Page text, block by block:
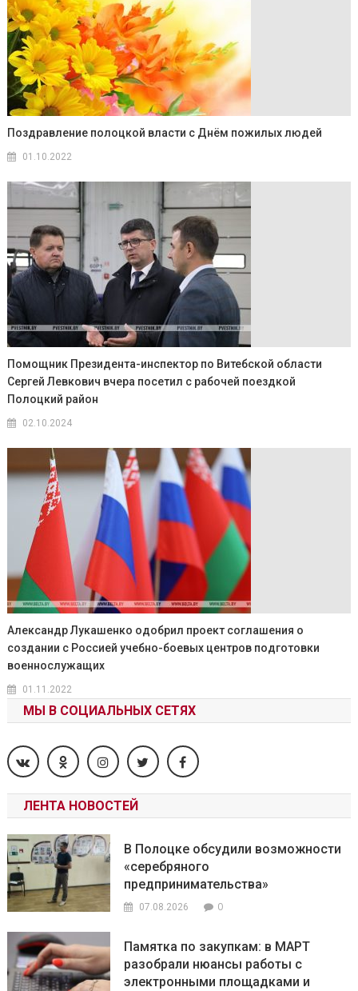
Поздравление полоцкой власти с Днём пожилых людей
01.10.2022
Помощник Президента-инспектор по Витебской области
Сергей Левкович вчера посетил с рабочей поездкой
Полоцкий район
02.10.2024
Александр Лукашенко одобрил проект соглашения о
создании с Россией учебно-боевых центров подготовки
военнослужащих
01.11.2022
МЫ В СОЦИАЛЬНЫХ СЕТЯХ
ЛЕНТА НОВОСТЕЙ
В Полоцке обсудили возможности
«серебряного
предпринимательства»
07.08.2026 0
Памятка по закупкам: в МАРТ
разобрали нюансы работы с
электронными площадками и